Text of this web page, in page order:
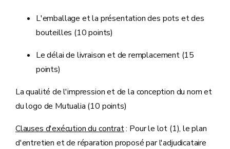
L'emballage et la présentation des pots et des
bouteilles (10 points)
Le délai de livraison et de remplacement (15
points)
La qualité de l'impression et de la conception du nom et
du logo de Mutualia (10 points)
Clauses d'exécution du contrat: Pour le lot (1), le plan
d'entretien et de réparation proposé par l'adjudicataire